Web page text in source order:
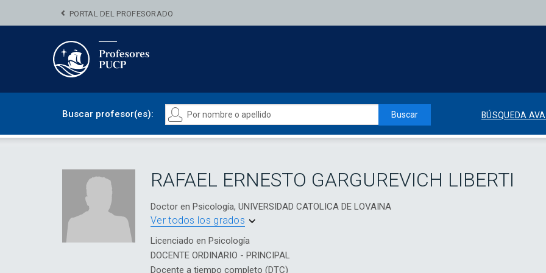
PORTAL DEL PROFESORADO
Buscar profesor(es): Buscar BÚSQUEDA
RAFAEL ERNESTO GARGUREVICH LIBERTI
Doctor en Psicología, UNIVERSIDAD CATOLICA DE LOVAINA
Ver todos los grados
Licenciado en Psicología
DOCENTE ORDINARIO - PRINCIPAL
Docente a tiempo completo (DTC)